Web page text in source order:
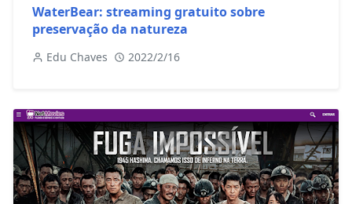
WaterBear: streaming gratuito sobre
preservação da natureza
Edu Chaves 2022/2/16